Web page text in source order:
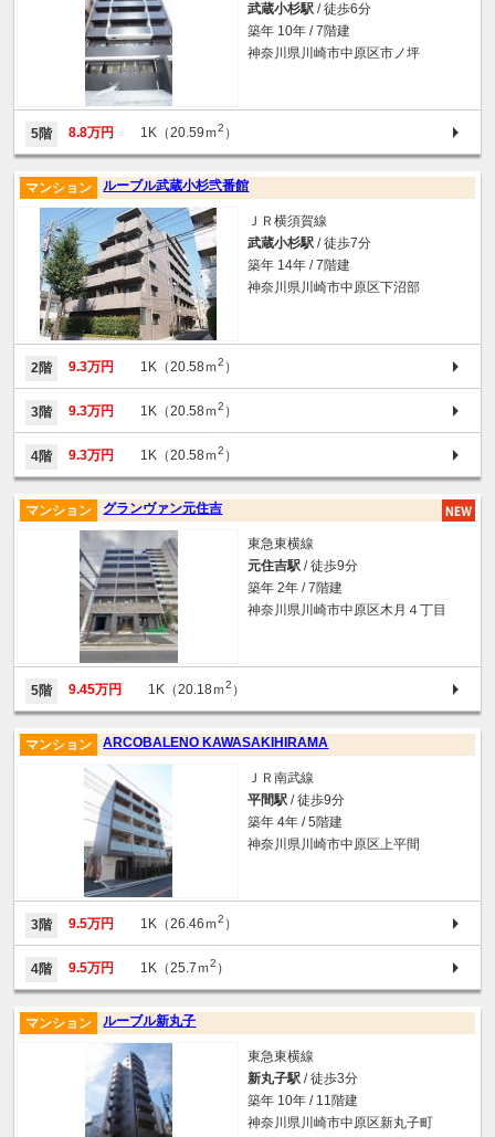
武蔵小杉駅 / 徒歩6分
築年 10年 / 7階建
神奈川県川崎市中原区市ノ坪
5階 8.8万円 1K（20.59ｍ2 ）
ルーブル武蔵小杉弐番館
マンション
ＪＲ横須賀線
武蔵小杉駅 / 徒歩7分
築年 14年 / 7階建
神奈川県川崎市中原区下沼部
2階 9.3万円 1K（20.58ｍ2 ）
3階 9.3万円 1K（20.58ｍ2 ）
4階 9.3万円 1K（20.58ｍ2 ）
グランヴァン元住吉
マンション
東急東横線
元住吉駅 / 徒歩9分
築年 2年 / 7階建
神奈川県川崎市中原区木月４丁目
5階 9.45万円 1K（20.18ｍ2 ）
ARCOBALENO KAWASAKIHIRAMA
マンション
ＪＲ南武線
平間駅 / 徒歩9分
築年 4年 / 5階建
神奈川県川崎市中原区上平間
3階 9.5万円 1K（26.46ｍ2 ）
4階 9.5万円 1K（25.7ｍ2 ）
ルーブル新丸子
マンション
東急東横線
新丸子駅 / 徒歩3分
築年 10年 / 11階建
神奈川県川崎市中原区新丸子町